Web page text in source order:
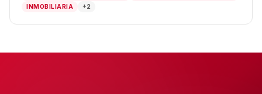
INMOBILIARIA
+2